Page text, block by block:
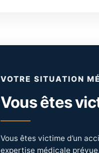
VOTRE SITUATION
Vous êtes
Vous êtes victime d’un
expertise médicale